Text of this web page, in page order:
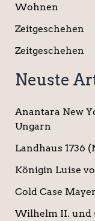
Wohnen
Zeitgeschehen
Zeitgeschehen
Neuste
Anantara New
Ungarn
Landhaus 1736
Königin Luise
Cold Case
Wilhelm II. und